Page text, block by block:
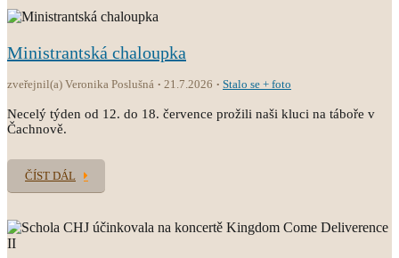
Ministrantská chaloupka
zveřejnil(a) Veronika Poslušná 21.7.2026 Stalo se + foto
Necelý týden od 12. do 18. července prožili naši kluci na táboře v
Čachnově.
ČÍST DÁL